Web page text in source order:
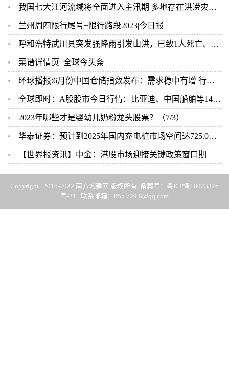
我国七大江河流域将全面进入主汛期 多地存在洪涝灾害风险 每日消息
兰州周四限行尾号+限行路段2023|今日报
呼和浩特武川县突发强降雨引发山洪，已致1人死亡、2人失联 天天动态
菜谱详情页_全球今头条
环球播报:6月份中国仓储指数发布：需求稳中有增 行业保持良好运行态势
全球即时：A股股市今日行情：比亚迪、中国船舶等14股上周获融资净买入超亿元
2023年哪些才是婴幼儿奶粉龙头股票？（7/3）
华泰证券：预计到2025年国内充电桩市场空间达725.0亿元
【世界报资讯】中金：港股市场迎接关键政策窗口期
Copyright 2015-2022 南方城建网 版权所有 备案号： 粤ICP备18023326
号-21
联系邮箱：855 729 8@qq.com